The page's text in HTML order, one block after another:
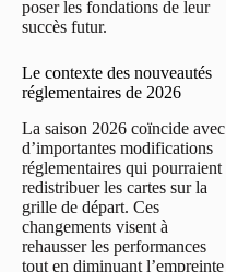
poser les fondations de leur
succès futur.
Le contexte des nouveautés
réglementaires de 2026
La saison 2026 coïncide avec
d’importantes modifications
réglementaires qui pourraient
redistribuer les cartes sur la
grille de départ. Ces
changements visent à
rehausser les performances
tout en diminuant l’empreinte